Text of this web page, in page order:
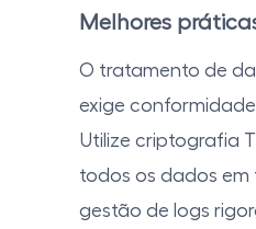
Melhores
O tratamento de
exige
Utilize criptografia
todos os dados em
gestão de logs